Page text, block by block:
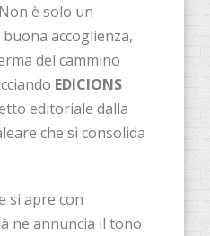
Non è solo un
accoglienza,
del cammino
EDICIONS
editoriale dalla
che si consolida
si apre con
ne annuncia il tono